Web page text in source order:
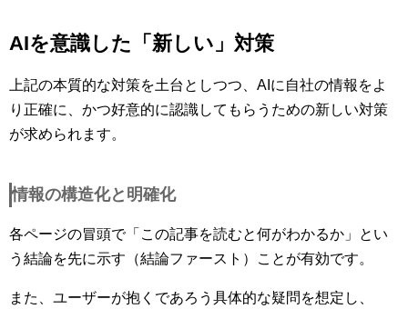
AIを意識した「新しい」対策
上記の本質的な対策を土台としつつ、AIに自社の情報をよ
り正確に、かつ好意的に認識してもらうための新しい対策
が求められます。
情報の構造化と明確化
各ページの冒頭で「この記事を読むと何がわかるか」とい
う結論を先に示す（結論ファースト）ことが有効です。
また、ユーザーが抱くであろう具体的な疑問を想定し、